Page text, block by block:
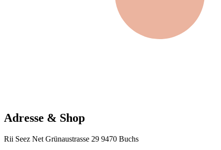
Adresse & Shop
Rii Seez Net Grünaustrasse 29 9470 Buchs